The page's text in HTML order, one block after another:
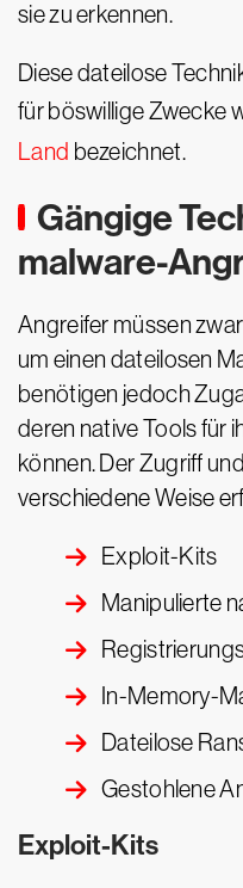
sie zu erkennen.
Diese dateilose
für böswillige Zwecke
Land bezeichnet.
Gängige
malware-
Angreifer müssen
um einen dateilosen
benötigen jedoch
deren native Tools für
können. Der Zugriff
verschiedene Weise
Exploit-Kits
Manipulierte
In-Memory-
Dateilose
Gestohlene
Exploit-Kits